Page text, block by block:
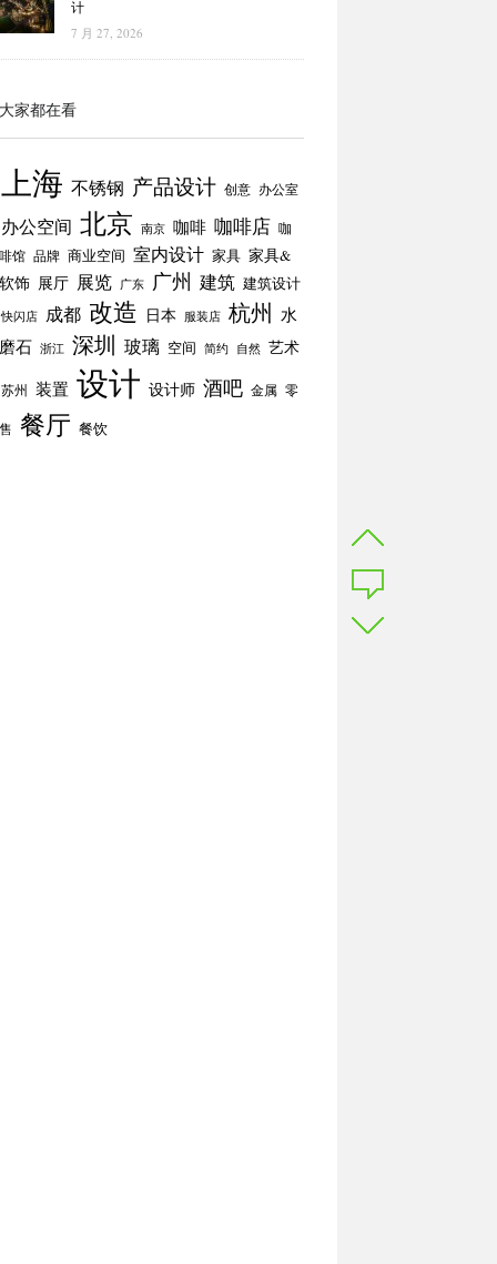
计
7 月 27, 2026
家都在看
上海 不锈钢 产品设计 创意 办公室
办公空间 北京 南京 咖啡 咖啡店 咖
馆 品牌 商业空间 室内设计 家具 家具&
饰 展厅 展览 广东 广州 建筑 建筑设计
快闪店 成都 改造 日本 服装店 杭州 水
石 浙江 深圳 玻璃 空间 简约 自然 艺术
苏州 装置 设计 设计师 酒吧 金属 零
餐厅 餐饮